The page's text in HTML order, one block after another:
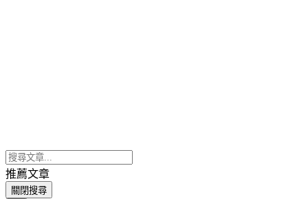
推薦文章
關閉搜尋